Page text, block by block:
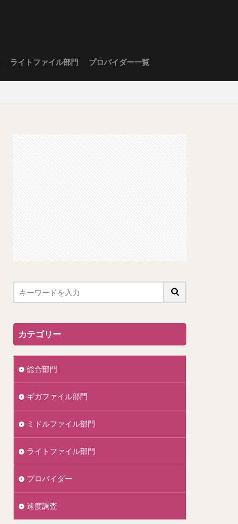
ライトファイル部門 プロバイダー一覧
カテゴリー
総合部門
ギガファイル部門
ミドルファイル部門
ライトファイル部門
プロバイダー
速度調査